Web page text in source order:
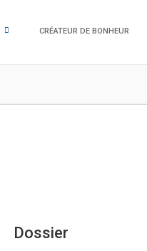
CRÉATEUR DE BONHEUR
Dossier